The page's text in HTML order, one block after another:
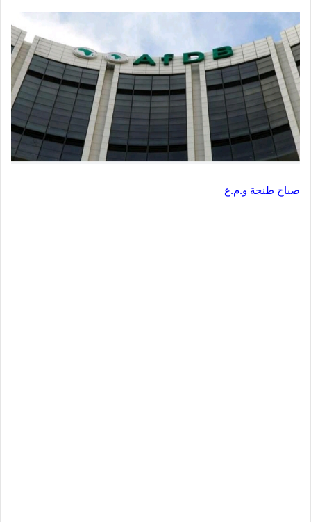
صباح طنجة و.م.ع